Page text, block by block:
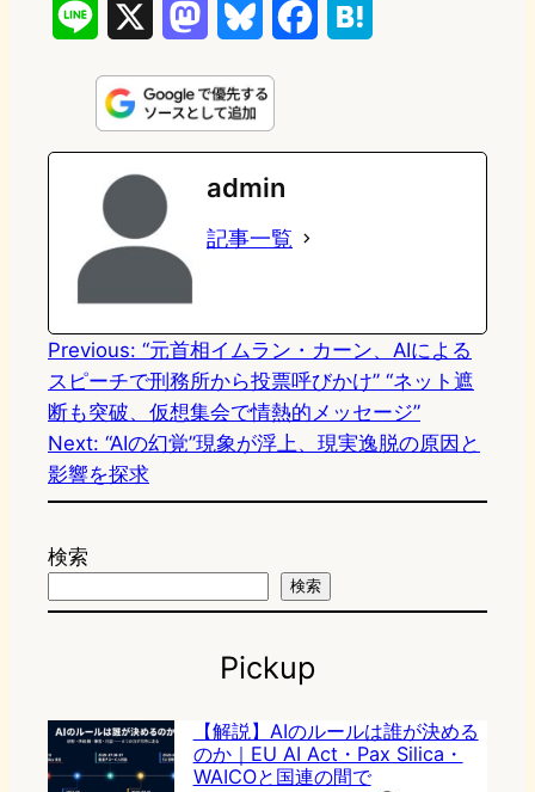
n
e
s
t
o
d
n
u
e
s
k
e
k
e
admin
記事一覧
Previous: “元首相イムラン・カーン、AIによる
スピーチで刑務所から投票呼びかけ” “ネット遮
断も突破、仮想集会で情熱的メッセージ”
Next: “AIの幻覚”現象が浮上、現実逸脱の原因と
影響を探求
検索
検索
Pickup
【解説】AIのルールは誰が決める
のか｜EU AI Act・Pax Silica・
WAICOと国連の間で